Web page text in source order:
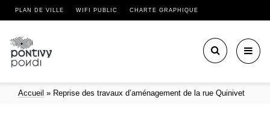
PLAN DE VILLE WIFI PUBLIC CHARTE GRAPHIQUE
Accueil » Reprise des travaux d’aménagement de la rue Quinivet